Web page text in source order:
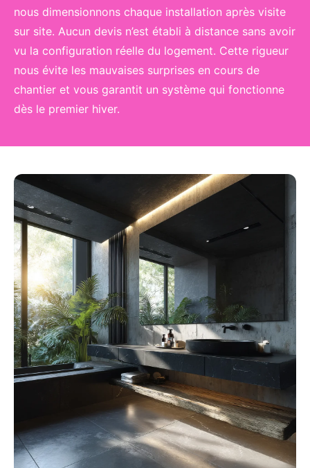
nous dimensionnons chaque installation après visite
sur site. Aucun devis n’est établi à distance sans avoir
vu la configuration réelle du logement. Cette rigueur
nous évite les mauvaises surprises en cours de
chantier et vous garantit un système qui fonctionne
dès le premier hiver.